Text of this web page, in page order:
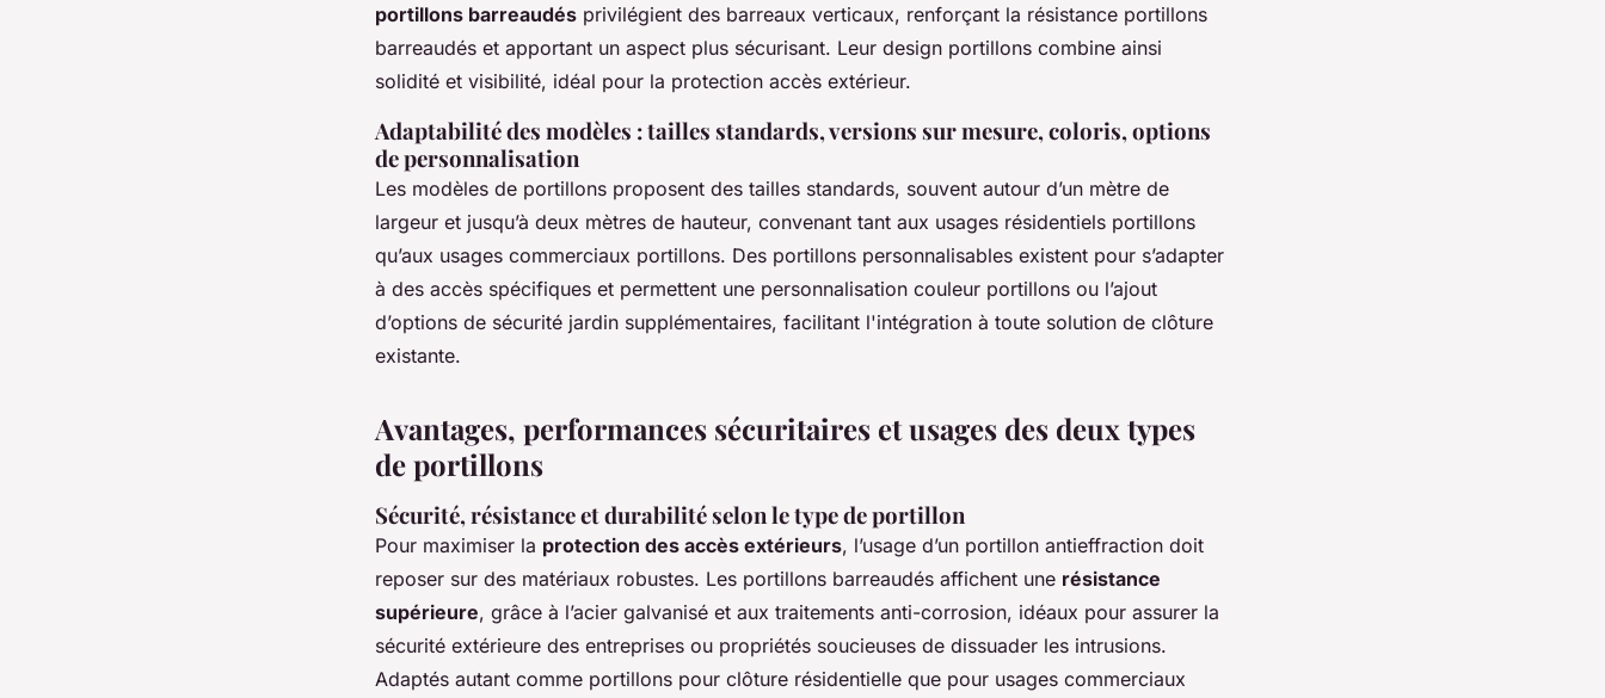
portillons barreaudés privilégient des barreaux verticaux, renforçant la résistance portillons
barreaudés et apportant un aspect plus sécurisant. Leur design portillons combine ainsi
solidité et visibilité, idéal pour la protection accès extérieur.
Adaptabilité des modèles : tailles standards, versions sur mesure, coloris, options
de personnalisation
Les modèles de portillons proposent des tailles standards, souvent autour d’un mètre de
largeur et jusqu’à deux mètres de hauteur, convenant tant aux usages résidentiels portillons
qu’aux usages commerciaux portillons. Des portillons personnalisables existent pour s’adapter
à des accès spécifiques et permettent une personnalisation couleur portillons ou l’ajout
d’options de sécurité jardin supplémentaires, facilitant l'intégration à toute solution de clôture
existante.
Avantages, performances sécuritaires et usages des deux types
de portillons
Sécurité, résistance et durabilité selon le type de portillon
Pour maximiser la protection des accès extérieurs, l’usage d’un portillon antieffraction doit
reposer sur des matériaux robustes. Les portillons barreaudés affichent une résistance
supérieure, grâce à l’acier galvanisé et aux traitements anti-corrosion, idéaux pour assurer la
sécurité extérieure des entreprises ou propriétés soucieuses de dissuader les intrusions.
Adaptés autant comme portillons pour clôture résidentielle que pour usages commerciaux